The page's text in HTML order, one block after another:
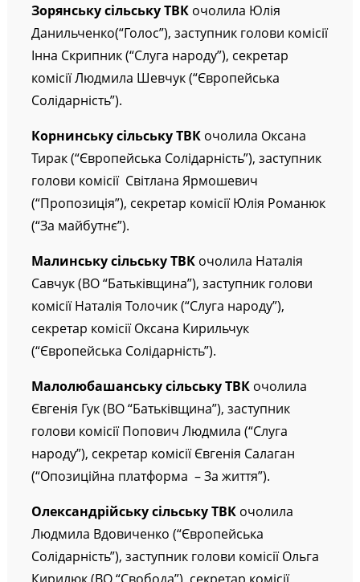
Зорянську сільську ТВКочолила Юлія
Данильченко(“Голос”), заступник голови комісії
Інна Скрипник (“Слуга народу”), секретар
комісії Людмила Шевчук (“Європейська
Корнинськусільську ТВКочолила Оксана
Тирак (“Європейська Солідарність”), заступник
голови комісії Світлана Ярмошевич
(“Пропозиція”), секретар комісії Юлія Романюк
Малинськусільську ТВКочолила Наталія
Савчук (ВО “Батьківщина”), заступник голови
комісії Наталія Толочик (“Слуга народу”),
секретар комісії Оксана Кирильчук
Малолюбашанськусільську ТВКочолила
Євгенія Гук (ВО “Батьківщина”), заступник
голови комісії Попович Людмила (“Слуга
народу”), секретар комісії Євгенія Салаган
Олександрійськусільську ТВКочолила
Людмила Вдовиченко (“Європейська
Солідарність”), заступник голови комісії Ольга